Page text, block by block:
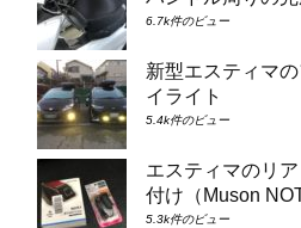
6.7k件のビュー
新型エスティマ
イライト
5.4k件のビュー
エスティマのリ
付け（Muson
5.3k件のビュー